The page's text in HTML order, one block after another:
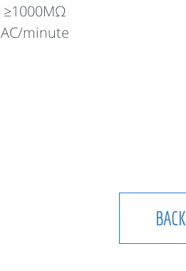
≥1000MΩ
minute
BACK